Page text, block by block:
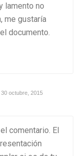
lamento no
me gustaría
documento.
30 octubre, 2015
comentario. El